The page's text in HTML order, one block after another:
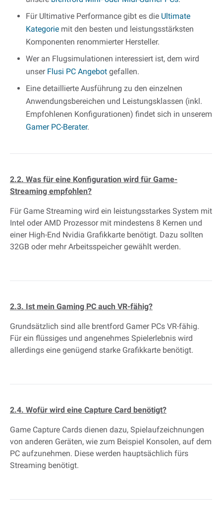
Für Ultimative Performance gibt es die Ultimate
Kategorie mit den besten und leistungsstärksten
Komponenten renommierter Hersteller.
Wer an Flugsimulationen interessiert ist, dem wird
unser Flusi PC Angebot gefallen.
Eine detaillierte Ausführung zu den einzelnen
Anwendungsbereichen und Leistungsklassen (inkl.
Empfohlenen Konfigurationen) findet sich in unserem
Gamer PC-Berater.
2.2. Was für eine Konfiguration wird für Game-
Streaming empfohlen?
Für Game Streaming wird ein leistungsstarkes System mit
Intel oder AMD Prozessor mit mindestens 8 Kernen und
einer High-End Nvidia Grafikkarte benötigt. Dazu sollten
32GB oder mehr Arbeitsspeicher gewählt werden.
2.3. Ist mein Gaming PC auch VR-fähig?
Grundsätzlich sind alle brentford Gamer PCs VR-fähig.
Für ein flüssiges und angenehmes Spielerlebnis wird
allerdings eine genügend starke Grafikkarte benötigt.
2.4. Wofür wird eine Capture Card benötigt?
Game Capture Cards dienen dazu, Spielaufzeichnungen
von anderen Geräten, wie zum Beispiel Konsolen, auf dem
PC aufzunehmen. Diese werden hauptsächlich fürs
Streaming benötigt.